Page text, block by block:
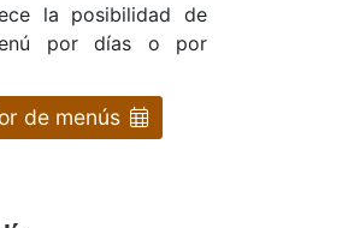
la posibilidad de
por días o por
de menús